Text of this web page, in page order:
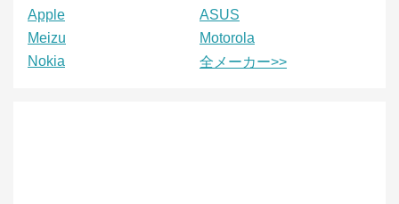
Apple
ASUS
Meizu
Motorola
Nokia
全メーカー>>